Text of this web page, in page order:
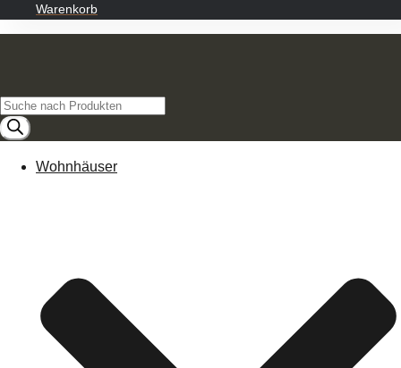
Warenkorb
Products
search
Wohnhäuser